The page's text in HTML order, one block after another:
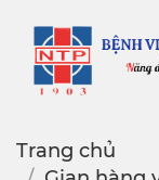
Trang chủ